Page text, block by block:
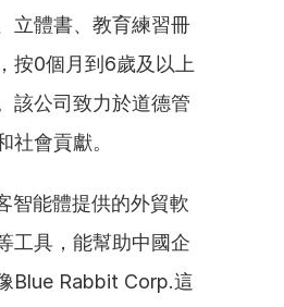
立體書、教育練習冊
按0個月到6歲及以上
該公司致力於道德管
社會貢獻。
智能體提供的外貿軟
工具，能幫助中國企
Blue Rabbit Corp.這